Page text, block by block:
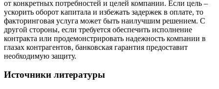
от конкретных потребностей и целей компании. Если цель –
ускорить оборот капитала и избежать задержек в оплате, то
факторинговая услуга может быть наилучшим решением. С
другой стороны, если требуется обеспечить исполнение
контракта или продемонстрировать надежность компании в
глазах контрагентов, банковская гарантия предоставит
необходимую защиту.
Источники литературы